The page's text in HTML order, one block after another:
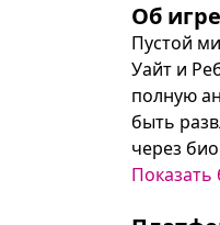
Об игре
Пустой
Уайт и
полную
быть
через